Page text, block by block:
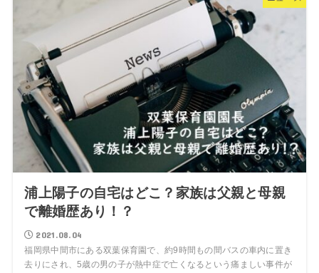
浦上陽子の自宅はどこ？家族は父親と母親
で離婚歴あり！？
2021.08.04
福岡県中間市にある双葉保育園で、約9時間もの間バスの車内に置き
去りにされ、5歳の男の子が熱中症で亡くなるという痛ましい事件が